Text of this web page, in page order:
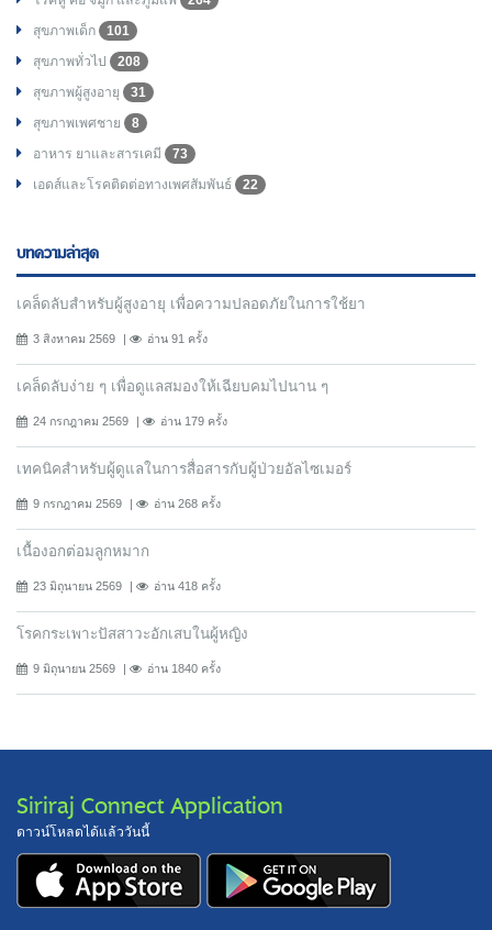
สุขภาพเด็ก
101
สุขภาพทั่วไป
208
สุขภาพผู้สูงอายุ
31
สุขภาพเพศชาย
8
อาหาร ยาและสารเคมี
73
เอดส์และโรคติดต่อทางเพศสัมพันธ์
22
บทความล่าสุด
เคล็ดลับสำหรับผู้สูงอายุ เพื่อความปลอดภัยในการใช้ยา
3 สิงหาคม 2569 อ่าน 91 ครั้ง
เคล็ดลับง่าย ๆ เพื่อดูแลสมองให้เฉียบคมไปนาน ๆ
24 กรกฎาคม 2569 อ่าน 179 ครั้ง
เทคนิคสำหรับผู้ดูแลในการสื่อสารกับผู้ป่วยอัลไซเมอร์
9 กรกฎาคม 2569 อ่าน 268 ครั้ง
เนื้องอกต่อมลูกหมาก
23 มิถุนายน 2569 อ่าน 418 ครั้ง
โรคกระเพาะปัสสาวะอักเสบในผู้หญิง
9 มิถุนายน 2569 อ่าน 1840 ครั้ง
Siriraj Connect Application
ดาวน์โหลดได้แล้ววันนี้